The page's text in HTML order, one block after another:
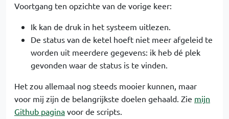
Voortgang ten opzichte van de vorige keer:
Ik kan de druk in het systeem uitlezen.
De status van de ketel hoeft niet meer afgeleid te
worden uit meerdere gegevens: ik heb dé plek
gevonden waar de status is te vinden.
Het zou allemaal nog steeds mooier kunnen, maar
voor mij zijn de belangrijkste doelen gehaald. Zie mijn
Github pagina voor de scripts.